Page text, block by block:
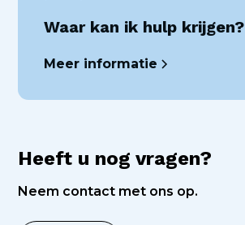
Waar kan ik hulp krijgen?
Meer informatie
Heeft u nog vragen?
Neem contact met ons op.